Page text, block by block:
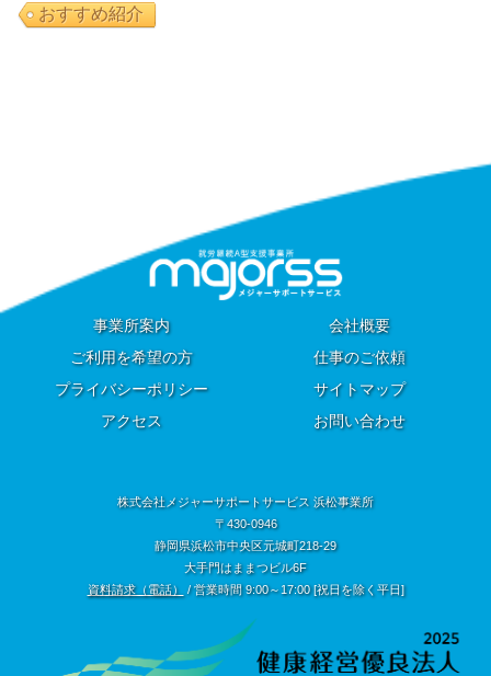
おすすめ紹介
事業所案内
会社概要
ご利用を希望の方
仕事のご依頼
プライバシーポリシー
サイトマップ
アクセス
お問い合わせ
株式会社メジャーサポートサービス 浜松事業所
〒430-0946
静岡県浜松市中央区元城町218-29
大手門はままつビル6F
資料請求（電話）
/ 営業時間 9:00～17:00 [祝日を除く平日]